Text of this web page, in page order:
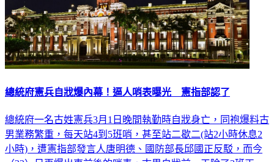
總統府憲兵自戕爆內幕！逼人哨表曝光 憲指部認了
總統府一名古姓憲兵3月1日晚間執勤時自戕身亡，同袍爆料古
男業務繁重，每天站4到5班哨，甚至站二歇二(站2小時休息2
小時)，遭憲指部發言人唐明德、國防部長邱國正反駁，而今